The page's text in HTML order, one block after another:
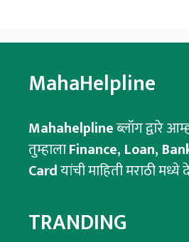
MahaHelpline
Mahahelplineब्लॉग द्वारे
तुम्हालाFinance, Loan,
Cardयांची माहिती मराठी मध्ये
TRANDING